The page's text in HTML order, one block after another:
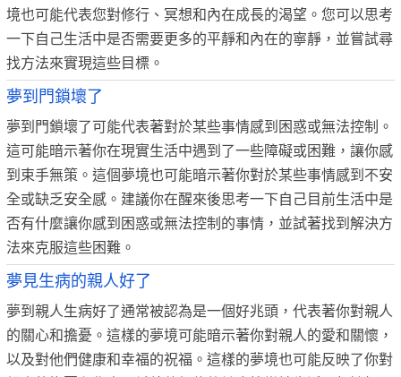
境也可能代表您對修行、冥想和內在成長的渴望。您可以思考
一下自己生活中是否需要更多的平靜和內在的寧靜，並嘗試尋
找方法來實現這些目標。
夢到門鎖壞了
夢到門鎖壞了可能代表著對於某些事情感到困惑或無法控制。
這可能暗示著你在現實生活中遇到了一些障礙或困難，讓你感
到束手無策。這個夢境也可能暗示著你對於某些事情感到不安
全或缺乏安全感。建議你在醒來後思考一下自己目前生活中是
否有什麼讓你感到困惑或無法控制的事情，並試著找到解決方
法來克服這些困難。
夢見生病的親人好了
夢到親人生病好了通常被認為是一個好兆頭，代表著你對親人
的關心和擔憂。這樣的夢境可能暗示著你對親人的愛和關懷，
以及對他們健康和幸福的祝福。這樣的夢境也可能反映了你對